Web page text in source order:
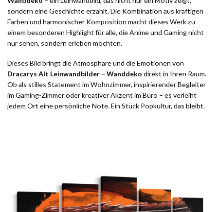
sondern eine Geschichte erzählt. Die Kombination aus kräftigen
Farben und harmonischer Komposition macht dieses Werk zu
einem besonderen Highlight für alle, die Anime und Gaming nicht
nur sehen, sondern erleben möchten.
Dieses Bild bringt die Atmosphäre und die Emotionen von
Dracarys Alt Leinwandbilder – Wanddeko direkt in Ihren Raum.
Ob als stilles Statement im Wohnzimmer, inspirierender Begleiter
im Gaming-Zimmer oder kreativer Akzent im Büro – es verleiht
jedem Ort eine persönliche Note. Ein Stück Popkultur, das bleibt.